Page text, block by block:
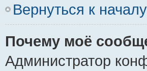
Вернуться к началу
Почему моё
Администратор